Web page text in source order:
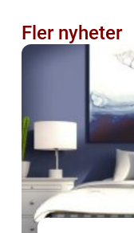
Fler nyheter